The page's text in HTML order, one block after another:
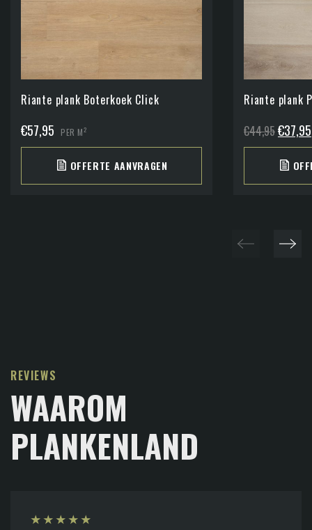
Riante plank Boterkoek Click
€57,95 PER M2
OFFERTE AANVRAGEN
Riante plank
€44,95
prijs
was:
€37,95
REVIEWS
WAAROM
PLANKENLAND
★ ★ ★ ★ ★